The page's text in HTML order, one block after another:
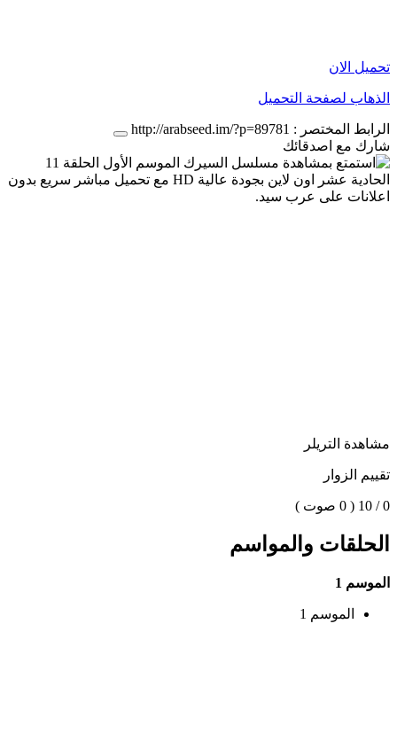
تحميل الان
الذهاب لصفحة التحميل
الرابط المختصر : http://arabseed.im/?p=89781
شارك مع اصدقائك
مشاهدة التريلر
تقييم الزوار
0 / 10 ( 0 صوت )
الحلقات والمواسم
الموسم 1
الموسم 1